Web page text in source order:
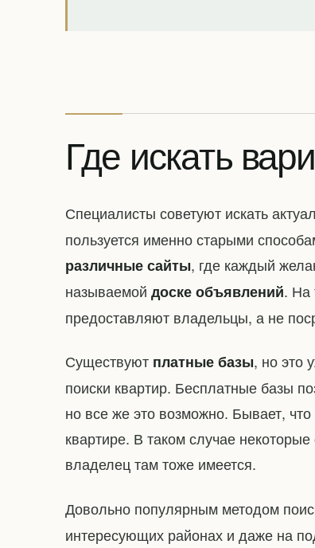
Где искать
Специалисты советуют искать
пользуется именно старыми
различные сайты, где каждый
называемой доске объявлений. На
предоставляют владельцы, а не
Существуют платные базы, но это
поиски квартир. Бесплатные базы
но все же это возможно. Бывает,
квартире. В таком случае
владелец там тоже имеется.
Довольно популярным методом
интересующих районах и даже на